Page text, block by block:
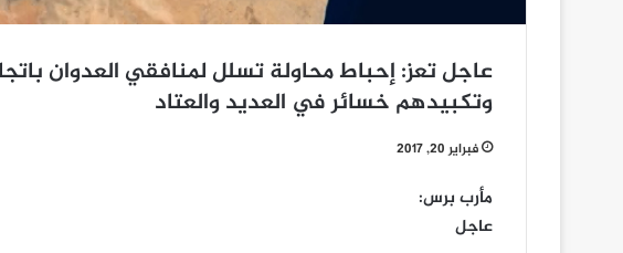
عاجل تعز: إحباط محاولة تسلل لمنافقي العدوان
وتكبيدهم خسائر في العديد والعتاد
فبراير 20, 2017
مأرب برس:
عاجل